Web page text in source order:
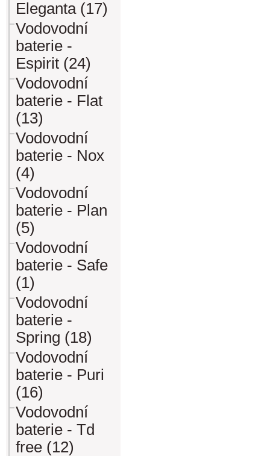
Eleganta (17)
Vodovodní
baterie -
Espirit (24)
Vodovodní
baterie - Flat
(13)
Vodovodní
baterie - Nox
(4)
Vodovodní
baterie - Plan
(5)
Vodovodní
baterie - Safe
(1)
Vodovodní
baterie -
Spring (18)
Vodovodní
baterie - Puri
(16)
Vodovodní
baterie - Td
free (12)